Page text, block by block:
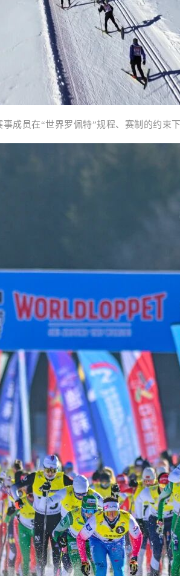
成员在“世界罗佩特”规程、赛制的约束